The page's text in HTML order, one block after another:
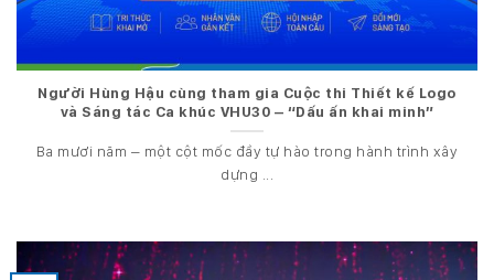
Người Hùng Hậu cùng tham gia Cuộc thi Thiết kế Logo
và Sáng tác Ca khúc VHU30 – “Dấu ấn khai minh”
Ba mươi năm – một cột mốc đầy tự hào trong hành trình xây
dựng ...